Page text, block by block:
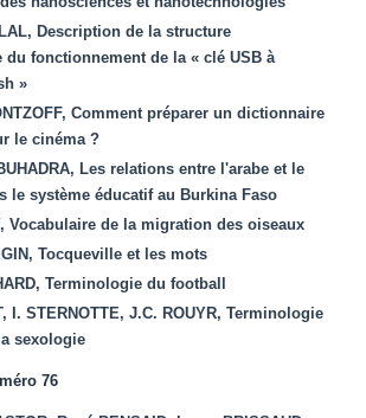
Description de la structure
du fonctionnement de la « clé USB à
»
Comment préparer un dictionnaire
le cinéma ?
Les relations entre l'arabe et le
le système éducatif au Burkina Faso
Vocabulaire de la migration des oiseaux
Tocqueville et les mots
Terminologie du football
I. STERNOTTE, J.C. ROUYR,Terminologie
sexologie
76